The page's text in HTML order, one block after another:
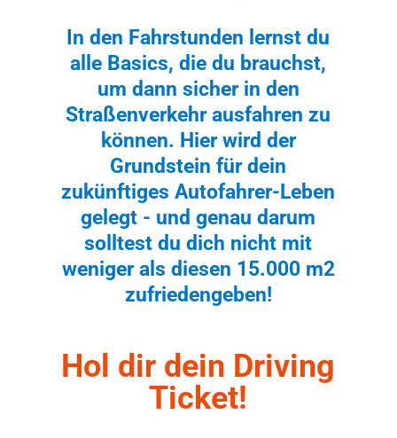
In den Fahrstunden lernst du
alle Basics, die du brauchst,
um dann sicher in den
Straßenverkehr ausfahren zu
können. Hier wird der
Grundstein für dein
zukünftiges Autofahrer-Leben
gelegt - und genau darum
solltest du dich nicht mit
weniger als diesen 15.000 m2
zufriedengeben!
Hol dir dein Driving
Ticket!